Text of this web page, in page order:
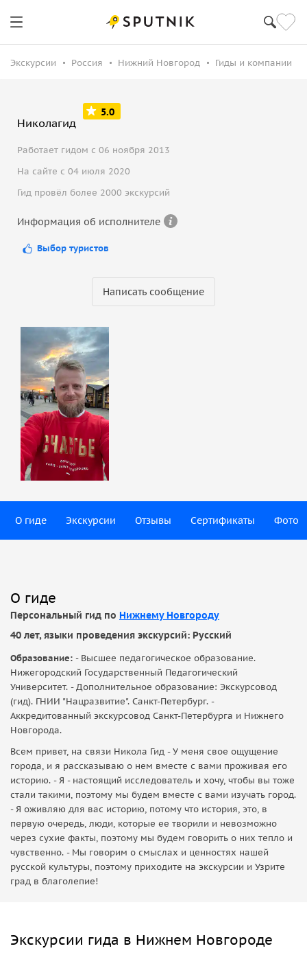
Экскурсии Россия Нижний Новгород Гиды и компании
Николагид
5.0
Работает гидом с 06 ноября 2013
На сайте с 04 июля 2020
Гид провёл более 2000 экскурсий
Информация об исполнителе
Выбор туристов
Написать сообщение
О гиде Экскурсии Отзывы Сертификаты Фото
О гиде
Персональный гид по Нижнему Новгороду
40 лет, языки проведения экскурсий: Русский
Образование: - Высшее педагогическое образование.
Нижегородский Государственный Педагогический
Университет. - Дополнительное образование: Экскурсовод
(гид). ГНИИ "Нацразвитие". Санкт-Петербург. -
Аккредитованный экскурсовод Санкт-Петербурга и Нижнего
Новгорода.
Всем привет, на связи Никола Гид - У меня свое ощущение
города, и я рассказываю о нем вместе с вами проживая его
историю. - Я - настоящий исследователь и хочу, чтобы вы тоже
стали такими, поэтому мы будем вместе с вами изучать город.
- Я оживляю для вас историю, потому что история, это, в
первую очередь, люди, которые ее творили и невозможно
через сухие факты, поэтому мы будем говорить о них тепло и
чувственно. - Мы говорим о смыслах и ценностях нашей
русской культуры, поэтому приходите на экскурсии и Узрите
град в благолепие!
Экскурсии гида в Нижнем Новгороде